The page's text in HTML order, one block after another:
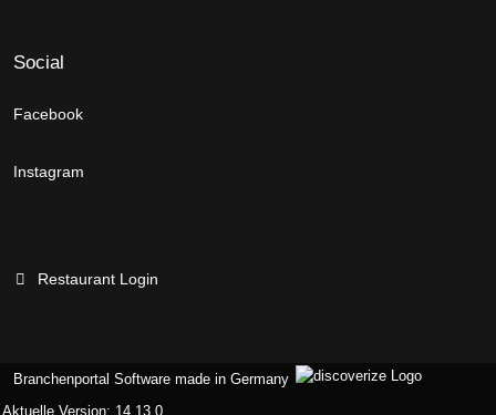
Social
Facebook
Instagram
Restaurant Login
Branchenportal Software made in Germany
Aktuelle Version: 14.13.0